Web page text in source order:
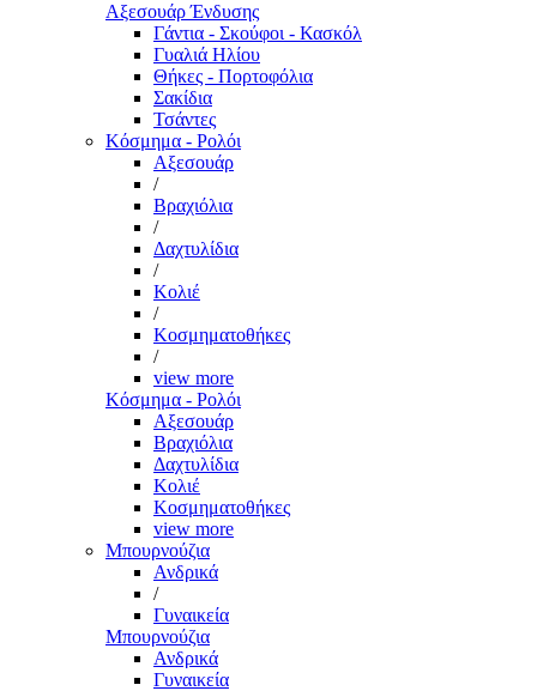
Αξεσουάρ Ένδυσης
Γάντια - Σκούφοι - Κασκόλ
Γυαλιά Ηλίου
Θήκες - Πορτοφόλια
Σακίδια
Τσάντες
Κόσμημα - Ρολόι
Αξεσουάρ
/
Βραχιόλια
/
Δαχτυλίδια
/
Κολιέ
/
Κοσμηματοθήκες
/
view more
Κόσμημα - Ρολόι
Αξεσουάρ
Βραχιόλια
Δαχτυλίδια
Κολιέ
Κοσμηματοθήκες
view more
Μπουρνούζια
Ανδρικά
/
Γυναικεία
Μπουρνούζια
Ανδρικά
Γυναικεία